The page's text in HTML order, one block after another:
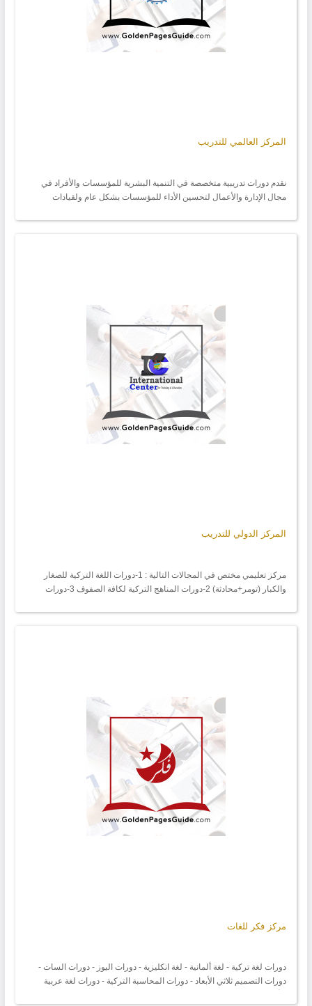
المركز العالمي للتدريب
نقدم دورات تدريبية متخصصة في التنمية البشرية للمؤسسات والأفراد في
مجال الإدارة والأعمال لتحسين الأداء للمؤسسات بشكل عام ولقيادات
للمراكز التدريبية من كافة البلدان في كل المدن التركية وفي أي مدينة حول
المركز الدولي للتدريب
مركز تعليمي مختص في المجالات التالية : 1-دورات اللغة التركية للصغار
والكبار (تومر+محادثة) 2-دورات المناهج التركية لكافة الصفوف 3-دورات
مركز فكر للغات
دورات لغة تركية - لغة ألمانية - لغة انكليزية - دورات اليوز - دورات السات -
دورات التصميم ثلاثي الأبعاد - دورات المحاسبة التركية - دورات لغة عربية